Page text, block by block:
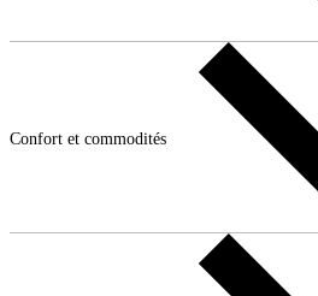
Confort et commodités